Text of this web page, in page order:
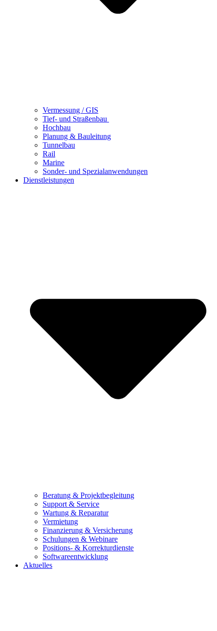
Vermessung / GIS
Tief- und Straßenbau
Hochbau
Planung & Bauleitung
Tunnelbau
Rail
Marine
Sonder- und Spezialanwendungen
Dienstleistungen
Beratung & Projektbegleitung
Support & Service
Wartung & Reparatur
Vermietung
Finanzierung & Versicherung
Schulungen & Webinare
Positions- & Korrekturdienste
Softwareentwicklung
Aktuelles